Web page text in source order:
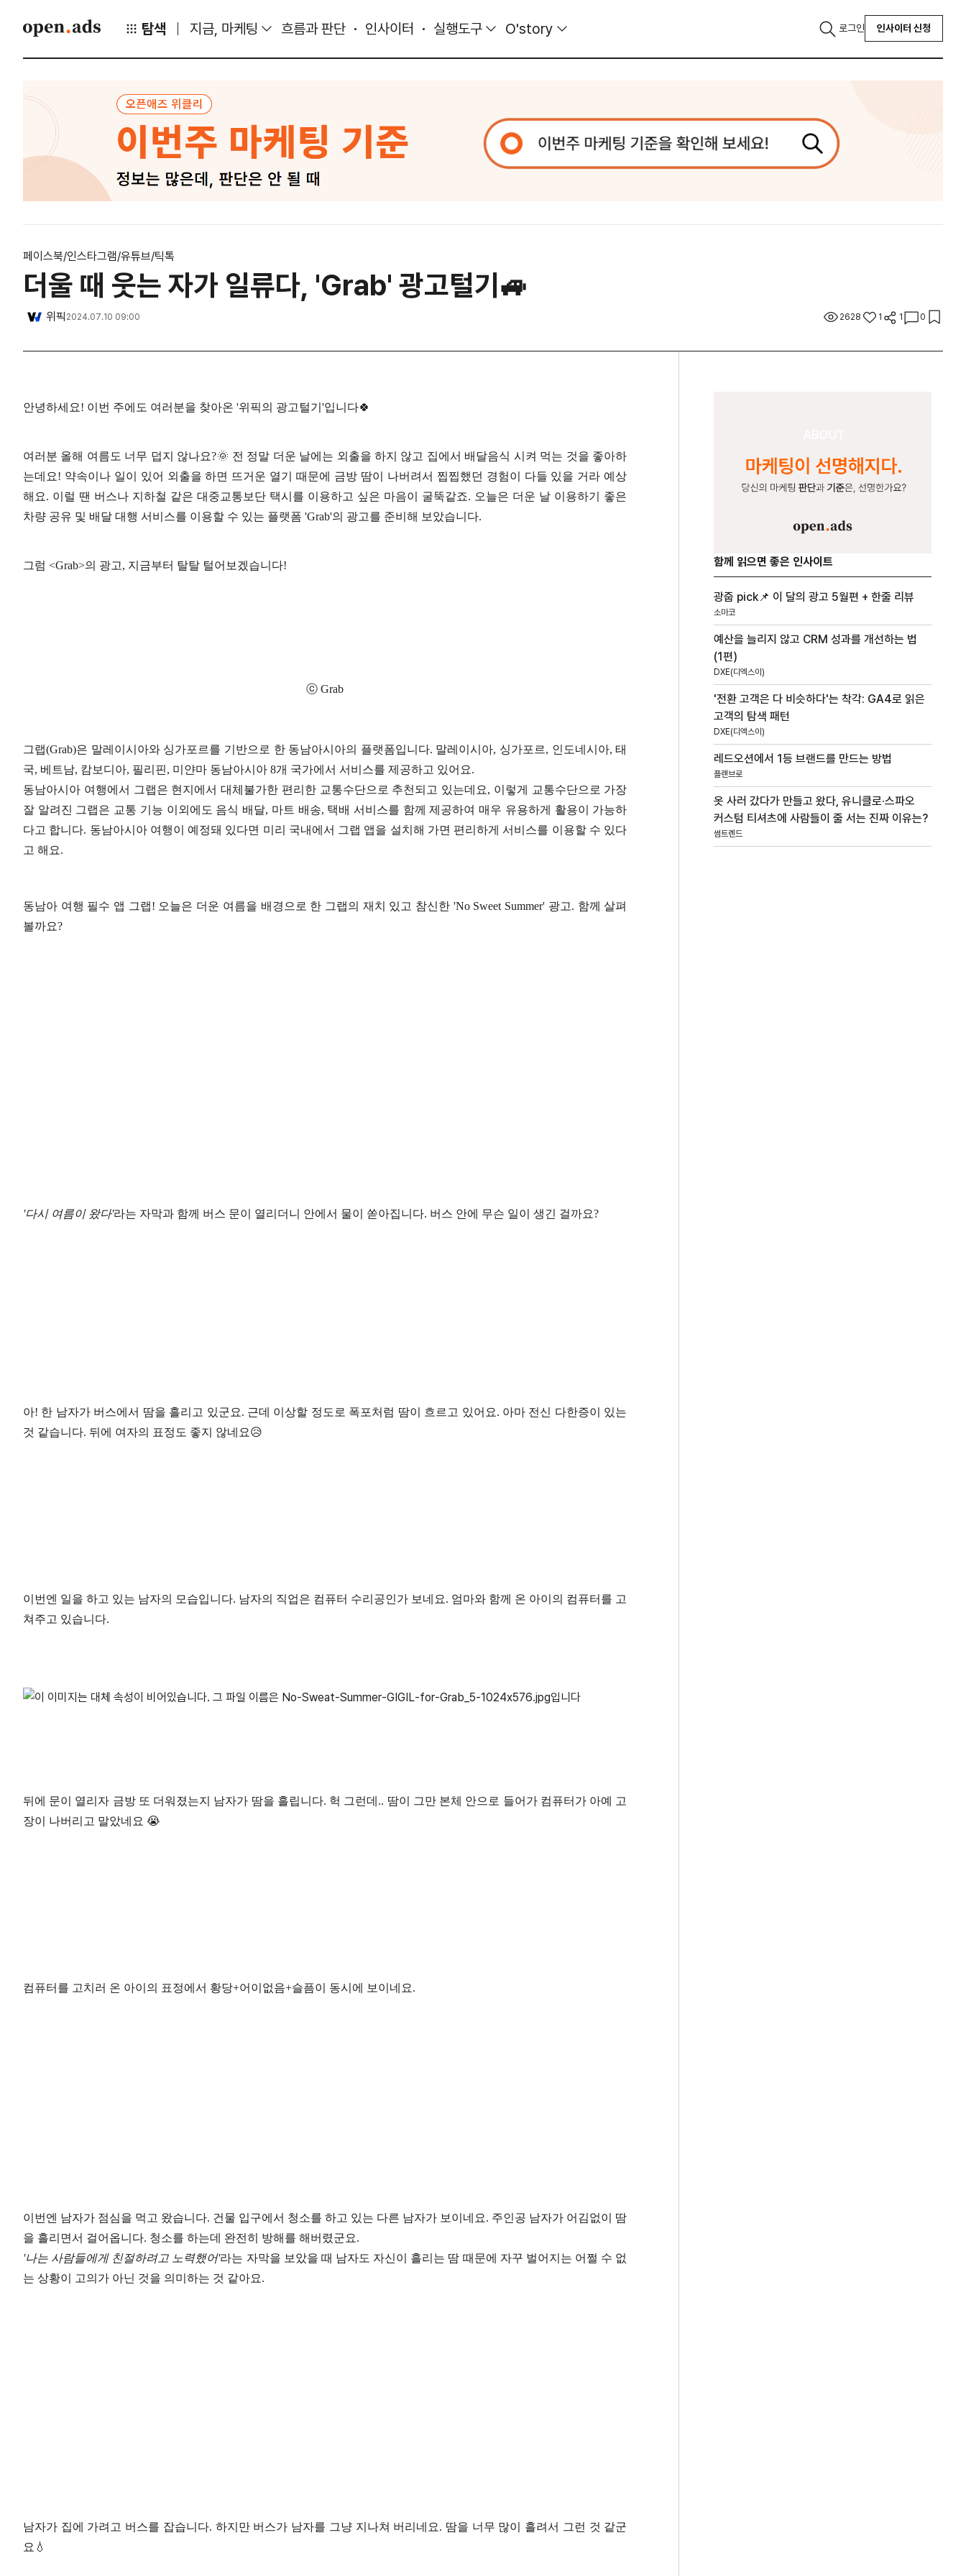
탐색 지금, 마케팅 흐름과 판단 인사이터 실행도구 O'story 로그인 인사이터 신청
페이스북/인스타그램/유튜브/틱톡
더울 때 웃는 자가 일류다, 'Grab' 광고털기🚙
위픽 2024.07.10 09:00 2628 1 1 0
안녕하세요! 이번 주에도 여러분을 찾아온 '위픽의 광고털기'입니다🍀
여러분 올해 여름도 너무 덥지 않나요?🌞 전 정말 더운 날에는 외출을 하지 않고 집에서 배달음식 시켜 먹는 것을 좋아하
는데요! 약속이나 일이 있어 외출을 하면 뜨거운 열기 때문에 금방 땀이 나버려서 찝찝했던 경험이 다들 있을 거라 예상
해요. 이럴 땐 버스나 지하철 같은 대중교통보단 택시를 이용하고 싶은 마음이 굴뚝같죠. 오늘은 더운 날 이용하기 좋은
차량 공유 및 배달 대행 서비스를 이용할 수 있는 플랫폼 'Grab'의 광고를 준비해 보았습니다.
그럼 <Grab>의 광고, 지금부터 탈탈 털어보겠습니다!
ⓒ Grab
그랩(Grab)은 말레이시아와 싱가포르를 기반으로 한 동남아시아의 플랫폼입니다. 말레이시아, 싱가포르, 인도네시아, 태
국, 베트남, 캄보디아, 필리핀, 미얀마 동남아시아 8개 국가에서 서비스를 제공하고 있어요.
동남아시아 여행에서 그랩은 현지에서 대체불가한 편리한 교통수단으로 추천되고 있는데요, 이렇게 교통수단으로 가장
잘 알려진 그랩은 교통 기능 이외에도 음식 배달, 마트 배송, 택배 서비스를 함께 제공하여 매우 유용하게 활용이 가능하
다고 합니다. 동남아시아 여행이 예정돼 있다면 미리 국내에서 그랩 앱을 설치해 가면 편리하게 서비스를 이용할 수 있다
고 해요.
동남아 여행 필수 앱 그랩! 오늘은 더운 여름을 배경으로 한 그랩의 재치 있고 참신한 'No Sweet Summer' 광고. 함께 살펴
볼까요?
'다시 여름이 왔다'라는 자막과 함께 버스 문이 열리더니 안에서 물이 쏟아집니다. 버스 안에 무슨 일이 생긴 걸까요?
아! 한 남자가 버스에서 땀을 흘리고 있군요. 근데 이상할 정도로 폭포처럼 땀이 흐르고 있어요. 아마 전신 다한증이 있는
것 같습니다. 뒤에 여자의 표정도 좋지 않네요😥
이번엔 일을 하고 있는 남자의 모습입니다. 남자의 직업은 컴퓨터 수리공인가 보네요. 엄마와 함께 온 아이의 컴퓨터를 고
쳐주고 있습니다.
뒤에 문이 열리자 금방 또 더워졌는지 남자가 땀을 흘립니다. 헉 그런데.. 땀이 그만 본체 안으로 들어가 컴퓨터가 아예 고
장이 나버리고 말았네요 😭
컴퓨터를 고치러 온 아이의 표정에서 황당+어이없음+슬픔이 동시에 보이네요.
이번엔 남자가 점심을 먹고 왔습니다. 건물 입구에서 청소를 하고 있는 다른 남자가 보이네요. 주인공 남자가 어김없이 땀
을 흘리면서 걸어옵니다. 청소를 하는데 완전히 방해를 해버렸군요.
'나는 사람들에게 친절하려고 노력했어'라는 자막을 보았을 때 남자도 자신이 흘리는 땀 때문에 자꾸 벌어지는 어쩔 수 없
는 상황이 고의가 아닌 것을 의미하는 것 같아요.
남자가 집에 가려고 버스를 잡습니다. 하지만 버스가 남자를 그냥 지나쳐 버리네요. 땀을 너무 많이 흘려서 그런 것 같군
요💧
함께 읽으면 좋은 인사이트
광줍 pick📌 이 달의 광고 5월편 + 한줄 리뷰
소마코
예산을 늘리지 않고 CRM 성과를 개선하는 법
(1편)
DXE(디엑스이)
'전환 고객은 다 비슷하다'는 착각: GA4로 읽은
고객의 탐색 패턴
DXE(디엑스이)
레드오션에서 1등 브랜드를 만드는 방법
플랜브로
옷 사러 갔다가 만들고 왔다, 유니클로·스파오
커스텀 티셔츠에 사람들이 줄 서는 진짜 이유는?
썸트렌드